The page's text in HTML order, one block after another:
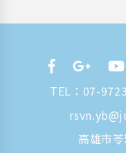
TEL： 07-
高雄市